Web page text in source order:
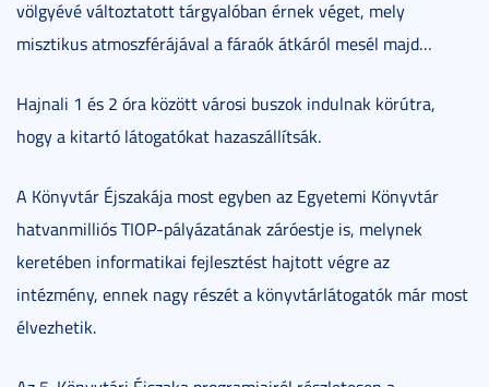
völgyévé változtatott tárgyalóban érnek véget, mely
misztikus atmoszférájával a fáraók átkáról mesél majd…
Hajnali 1 és 2 óra között városi buszok indulnak körútra,
hogy a kitartó látogatókat hazaszállítsák.
A Könyvtár Éjszakája most egyben az Egyetemi Könyvtár
hatvanmilliós TIOP-pályázatának záróestje is, melynek
keretében informatikai fejlesztést hajtott végre az
intézmény, ennek nagy részét a könyvtárlátogatók már most
élvezhetik.